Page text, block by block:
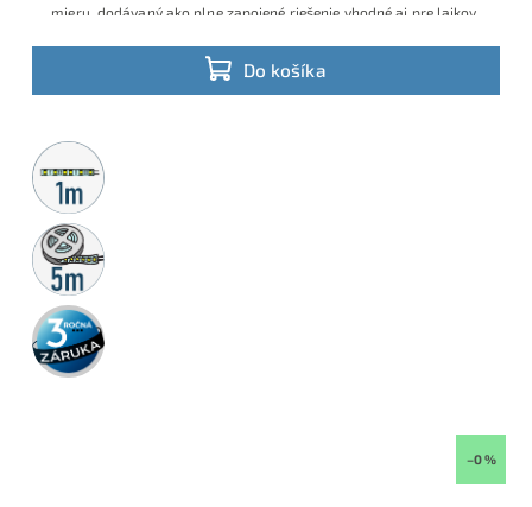
Do košíka
mieru, dodávaný ako plne zapojené riešenie vhodné aj pre laikov,
príslušenstva. Ide o obľúbený model s veľmi dobrým pomerom
ceny, výkonu a praktickosti, ktorý je v ponuke v obmedzenom
množstve a patrí medzi vyhľadávané hotové RGB sady.Výhodná
Metrážny
predaj
5m
rolka
3 roky
záruka
–0 %